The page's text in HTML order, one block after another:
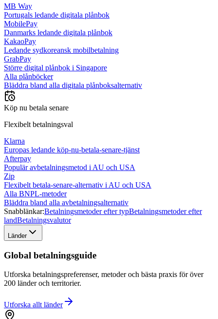
MB Way
Portugals ledande digitala plånbok
MobilePay
Danmarks ledande digitala plånbok
KakaoPay
Ledande sydkoreansk mobilbetalning
GrabPay
Större digital plånbok i Singapore
Alla plånböcker
Bläddra bland alla digitala plånboksalternativ
Köp nu betala senare
Flexibelt betalningsval
Klarna
Europas ledande köp-nu-betala-senare-tjänst
Afterpay
Populär avbetalningsmetod i AU och USA
Zip
Flexibelt betala-senare-alternativ i AU och USA
Alla BNPL-metoder
Bläddra bland alla avbetalningsalternativ
Snabblänkar:Betalningsmetoder efter typBetalningsmetoder efter
landBetalningsvalutor
Länder
Global betalningsguide
Utforska betalningspreferenser, metoder och bästa praxis för över
200 länder och territorier.
Utforska allt länder